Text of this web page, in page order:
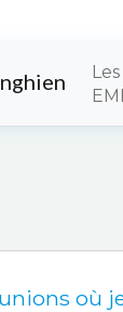
Les
où